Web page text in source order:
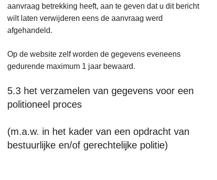
aanvraag betrekking heeft, aan te geven dat u dit bericht
wilt laten verwijderen eens de aanvraag werd
afgehandeld.
Op de website zelf worden de gegevens eveneens
gedurende maximum 1 jaar bewaard.
5.3 het verzamelen van gegevens voor een
politioneel proces
(m.a.w. in het kader van een opdracht van
bestuurlijke en/of gerechtelijke politie)